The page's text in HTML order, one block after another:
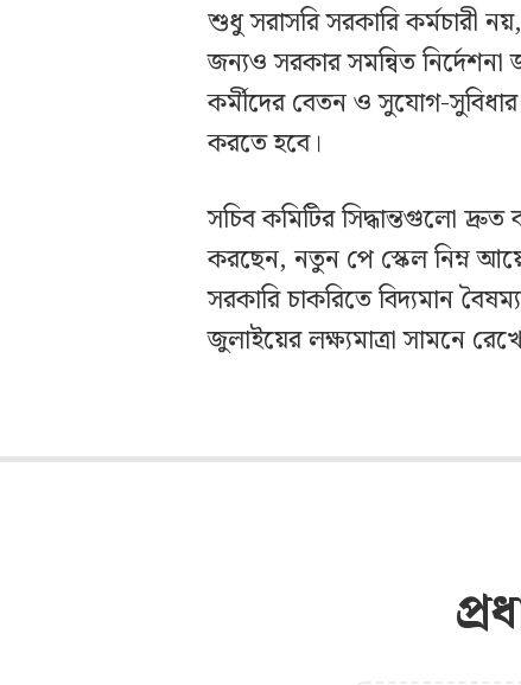
শুধু সরাসরি সরকারি কর্মচারী নয়,
জন্যও সরকার সমন্বিত নির্দেশনা
কর্মীদের বেতন ও সুযোগ-সুবিধার
করতে হবে।
সচিব কমিটির সিদ্ধান্তগুলো
করছেন, নতুন পে স্কেল নিম্ন
সরকারি চাকরিতে বিদ্যমান
জুলাইয়ের লক্ষ্যমাত্রা সামনে